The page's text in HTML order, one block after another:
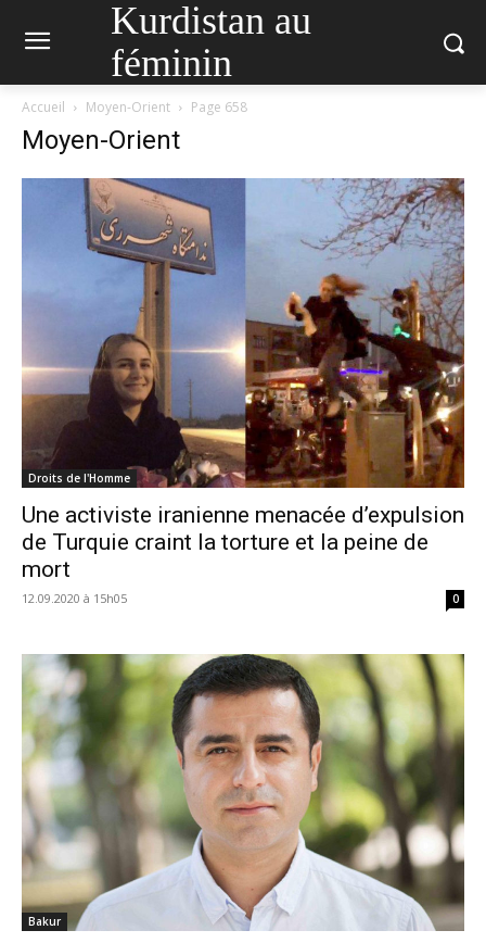
Kurdistan au
féminin
Accueil Moyen-Orient Page 658
Moyen-Orient
Droits de l'Homme
Une activiste iranienne menacée d’expulsion
de Turquie craint la torture et la peine de
mort
12.09.2020 à 15h05 0
Bakur